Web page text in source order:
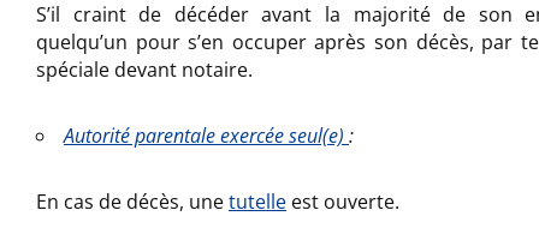
S’il craint de décéder avant la majorité de son
quelqu’un pour s’en occuper après son décès, par
spéciale devant notaire.
Autorité parentale exercée seul(e) :
En cas de décès, unetutelle est ouverte.